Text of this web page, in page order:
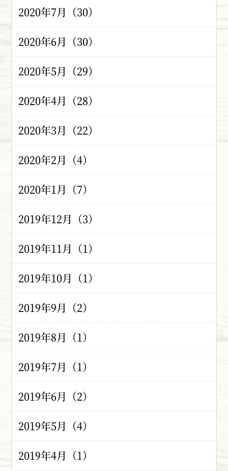
2020年7月（30）
2020年6月（30）
2020年5月（29）
2020年4月（28）
2020年3月（22）
2020年2月（4）
2020年1月（7）
2019年12月（3）
2019年11月（1）
2019年10月（1）
2019年9月（2）
2019年8月（1）
2019年7月（1）
2019年6月（2）
2019年5月（4）
2019年4月（1）